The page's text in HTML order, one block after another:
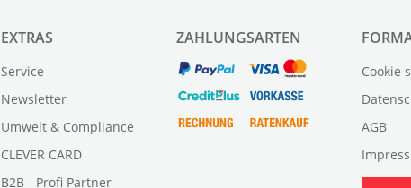
EXTRAS
Service
Newsletter
Umwelt & Compliance
CLEVER CARD
B2B - Profi Partner
ZAHLUNGSARTEN
Cookie
AGB